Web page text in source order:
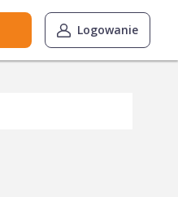
Logowanie